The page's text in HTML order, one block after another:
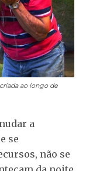
ao longo de
a
se
não se